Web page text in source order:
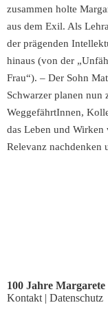
zusammen holte
aus dem Exil. Als
der prägenden
hinaus (von der
Frau“). – Der Sohn
Schwarzer planen nun
WeggefährtInnen,
das Leben und
Relevanz nachdenken
100 Jahre
Kontakt | Datenschutz